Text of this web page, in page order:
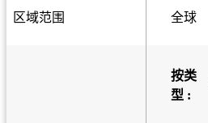
区域范围 全球
按类
型 :